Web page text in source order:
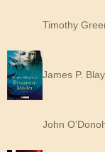
Timothy
James P.
John